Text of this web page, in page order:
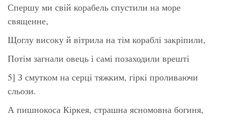
Спершу ми свій корабель спустили на море
священне,
Щоглу високу й вітрила на тім кораблі закріпили,
Потім загнали овець і самі позаходили врешті
5] З смутком на серці тяжким, гіркі проливаючи
сльози.
А пишнокоса Кіркея, страшна ясномовна богиня,